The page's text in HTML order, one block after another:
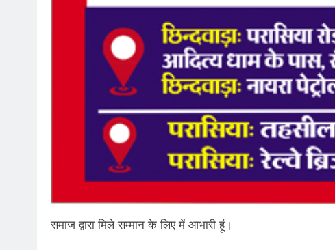
समाज द्वारा मिले सम्मान के लिए में आभारी हूं।